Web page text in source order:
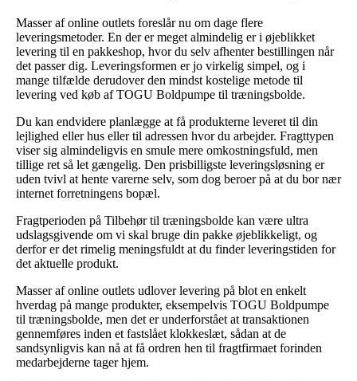
Masser af online outlets foreslår nu om dage flere
leveringsmetoder. En der er meget almindelig er i øjeblikket
levering til en pakkeshop, hvor du selv afhenter bestillingen når
det passer dig. Leveringsformen er jo virkelig simpel, og i
mange tilfælde derudover den mindst kostelige metode til
levering ved køb af TOGU Boldpumpe til træningsbolde.
Du kan endvidere planlægge at få produkterne leveret til din
lejlighed eller hus eller til adressen hvor du arbejder. Fragttypen
viser sig almindeligvis en smule mere omkostningsfuld, men
tillige ret så let gængelig. Den prisbilligste leveringsløsning er
uden tvivl at hente varerne selv, som dog beroer på at du bor nær
internet forretningens bopæl.
Fragtperioden på Tilbehør til træningsbolde kan være ultra
udslagsgivende om vi skal bruge din pakke øjeblikkeligt, og
derfor er det rimelig meningsfuldt at du finder leveringstiden for
det aktuelle produkt.
Masser af online outlets udlover levering på blot en enkelt
hverdag på mange produkter, eksempelvis TOGU Boldpumpe
til træningsbolde, men det er underforstået at transaktionen
gennemføres inden et fastslået klokkeslæt, sådan at de
sandsynligvis kan nå at få ordren hen til fragtfirmaet forinden
medarbejderne tager hjem.